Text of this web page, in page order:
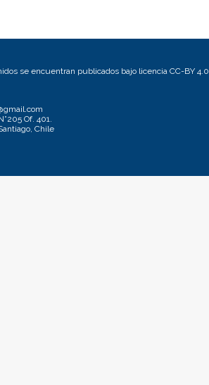
se encuentran publicados bajo licencia CC-BY 4.0
Of. 401.
Chile